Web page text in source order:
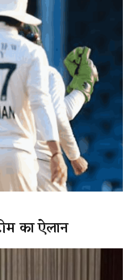
का ऐलान